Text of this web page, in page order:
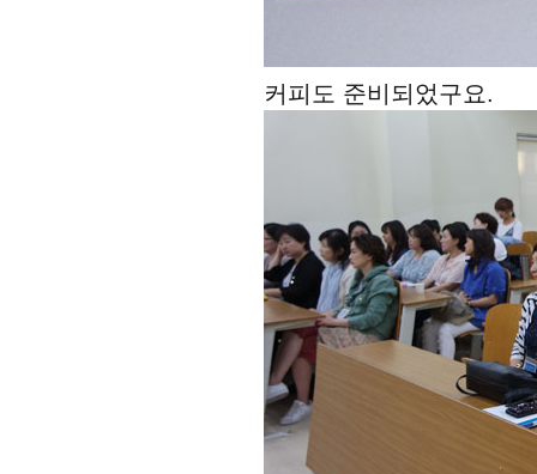
커피도 준비되었구요.